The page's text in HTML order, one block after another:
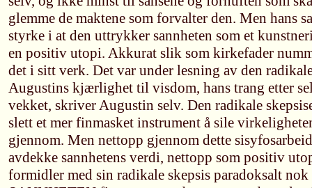
glemme de maktene som forvalter den. Men hans
styrke i at den uttrykker sannheten som et
en positiv utopi. Akkurat slik som kirkefader
det i sitt verk. Det var under lesning av den
Augustins kjærlighet til visdom, hans trang etter
vekket, skriver Augustin selv. Den radikale
slett et mer finmasket instrument å sile
gjennom. Men nettopp gjennom dette
avdekke sannhetens verdi, nettopp som positiv
formidler med sin radikale skepsis paradoksalt